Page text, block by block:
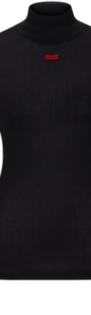
Про нас
Відкуки про